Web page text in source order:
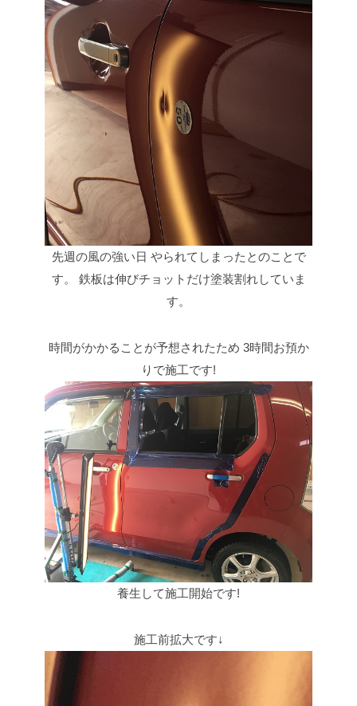
先週の風の強い日 やられてしまったとのことで
す。
鉄板は伸びチョットだけ塗装割れしていま
す。
時間がかかることが予想されたため 3時間お預か
りで施工です!
養生して施工開始です!
施工前拡大です↓